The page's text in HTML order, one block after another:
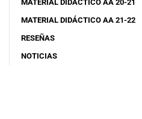
MATERIAL DIDÁCTICO AA 20-21
MATERIAL DIDÁCTICO AA 21-22
RESEÑAS
NOTICIAS